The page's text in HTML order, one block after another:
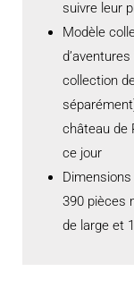
suivre leur
Modèle
collection
château de
ce jour
390 pièces
de large et